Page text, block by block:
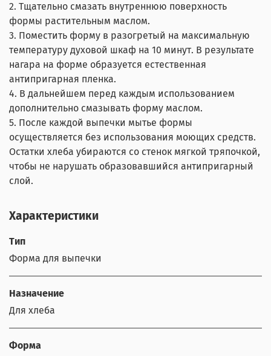
2. Тщательно смазать внутреннюю поверхность
формы растительным маслом.
3. Поместить форму в разогретый на максимальную
температуру духовой шкаф на 10 минут. В результате
нагара на форме образуется естественная
антипригарная пленка.
4. В дальнейшем перед каждым использованием
дополнительно смазывать форму маслом.
5. После каждой выпечки мытье формы
осуществляется без использования моющих средств.
Остатки хлеба убираются со стенок мягкой тряпочкой,
чтобы не нарушать образовавшийся антипригарный
слой.
Характеристики
Тип
Форма для выпечки
Назначение
Для хлеба
Форма